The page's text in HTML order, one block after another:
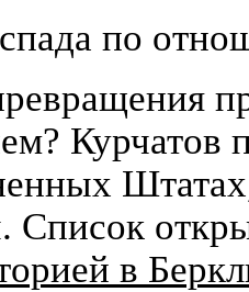
по
Курчатов
Список
в